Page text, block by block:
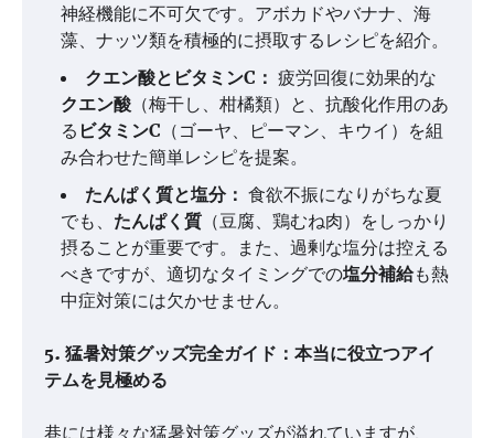
神経機能に不可欠です。アボカドやバナナ、海
藻、ナッツ類を積極的に摂取するレシピを紹介。
クエン酸とビタミンC： 疲労回復に効果的な
クエン酸 （梅干し、柑橘類）と、抗酸化作用のあ
る ビタミンC （ゴーヤ、ピーマン、キウイ）を組
み合わせた簡単レシピを提案。
たんぱく質と塩分： 食欲不振になりがちな夏
でも、 たんぱく質 （豆腐、鶏むね肉）をしっかり
摂ることが重要です。また、過剰な塩分は控える
べきですが、適切なタイミングでの塩分補給も熱
中症対策には欠かせません。
5. 猛暑対策グッズ完全ガイド：本当に役立つアイ
テムを見極める
巷には様々な猛暑対策グッズが溢れていますが、